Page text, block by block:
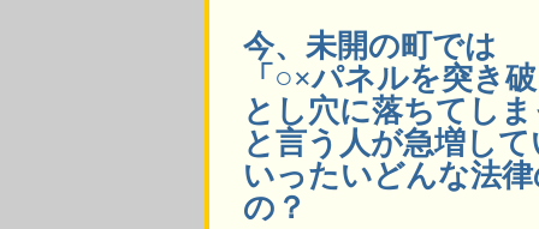
今、未開の町では
「○×パネルを突き
とし穴に落ちてし
と言う人が急増し
いったいどんな法
の？